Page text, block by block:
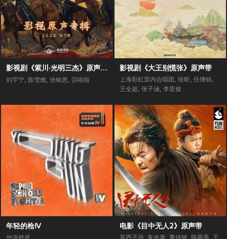
影视剧《紫川·光明三杰》原声专辑
刘宇宁, 陈雪燃, 张铭恩, 莎啦啦
影视剧《大王别慌张》原声带
上海彩虹室内合唱团 , 徐昕, 任继铄,
王全超, 张子涵, 李星俊
年轻的枪Ⅳ 电影《目中无人2》原声带